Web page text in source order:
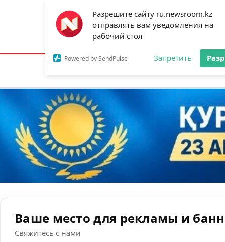
Разрешите сайту ru.newsroom.kz
отправлять вам уведомления на
рабочий стол
Powered by SendPulse Запретить
Астана:23°C Алматы:31°C
Новости
Ваше место для рекламы и
Свяжитесь с нами